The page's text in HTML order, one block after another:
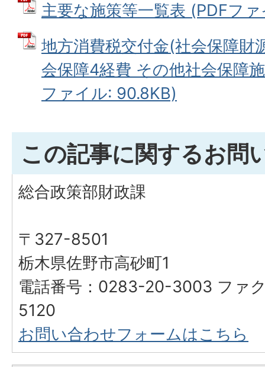
主要な施策等一覧表 (PDFフ
地方消費税交付金(社会保障財
会保障4経費 その他社会保障
ファイル: 90.8KB)
この記事に関するお問
総合政策部財政課
〒327-8501
栃木県佐野市高砂町1
電話番号：0283-20-3003 ファ
5120
お問い合わせフォームはこちら